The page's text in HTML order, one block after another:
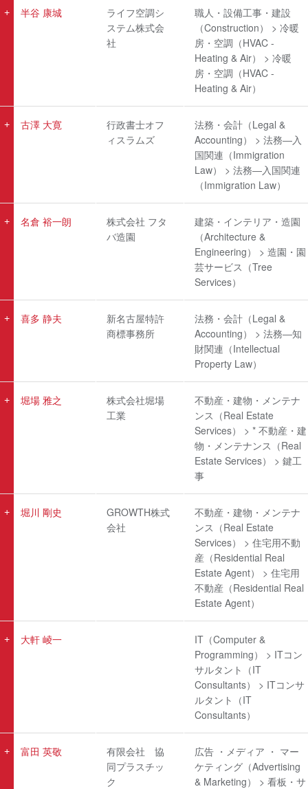
半谷 康城
ライフ空調シ
ステム株式会
社
職人・設備工事・建設
（Construction） > 冷暖
房・空調（HVAC -
Heating & Air） > 冷暖
房・空調（HVAC -
Heating & Air）
古澤 大寛
行政書士オフ
ィスラムズ
法務・会計（Legal &
Accounting） > 法務―入
国関連（Immigration
Law） > 法務―入国関連
（Immigration Law）
名倉 裕一朗
株式会社 フタ
バ造園
建築・インテリア・造園
（Architecture &
Engineering） > 造園・園
芸サービス（Tree
Services）
喜多 静夫
新名古屋特許
商標事務所
法務・会計（Legal &
Accounting） > 法務―知
財関連（Intellectual
Property Law）
堀場 雅之
株式会社堀場
工業
不動産・建物・メンテナ
ンス（Real Estate
Services） > * 不動産・建
物・メンテナンス（Real
Estate Services） > 鍵工
事
堀川 剛史
GROWTH株式
会社
不動産・建物・メンテナ
ンス（Real Estate
Services） > 住宅用不動
産（Residential Real
Estate Agent） > 住宅用
不動産（Residential Real
Estate Agent）
大軒 崚一
IT（Computer &
Programming） > ITコン
サルタント（IT
Consultants） > ITコンサ
ルタント（IT
Consultants）
富田 英敬
有限会社 協
同プラスチッ
ク
広告 ・メディア ・ マー
ケティング（Advertising
& Marketing） > 看板・サ